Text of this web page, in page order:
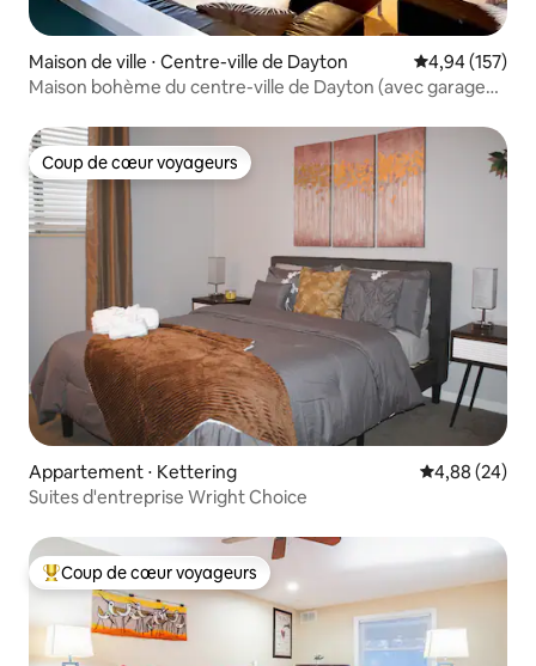
Maison de ville ⋅ Centre-ville de Dayton Évaluation
4,94 (157)
Maison bohème du centre-ville de Dayton (avec garage
Coup de cœur voyageurs
Coup de cœur voyageurs
Appartement ⋅ Kettering Évaluation
4,88 (24)
Suites d'entreprise Wright Choice
Coups de cœur voyageurs les plus appréciés
Coup de cœur voyageurs